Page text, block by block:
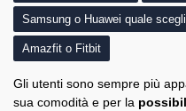
Samsung o Huawei quale
Amazfit o Fitbit
Gli utenti sono sempre più
sua comodità e per la